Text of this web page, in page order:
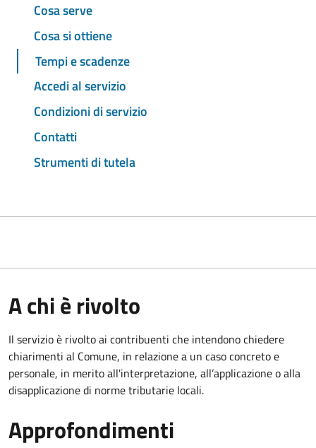
Cosa serve
Cosa si ottiene
Tempi e scadenze
Accedi al servizio
Condizioni di servizio
Contatti
Strumenti di tutela
A chi è rivolto
Il servizio è rivolto ai contribuenti che intendono chiedere
chiarimenti al Comune, in relazione a un caso concreto e
personale, in merito all'interpretazione, all’applicazione o alla
disapplicazione di norme tributarie locali.
Approfondimenti